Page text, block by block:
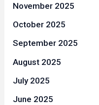
November 2025
October 2025
September 2025
August 2025
July 2025
June 2025